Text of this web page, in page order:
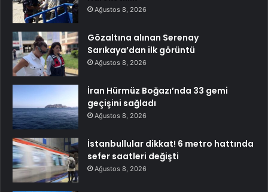
Ağustos 8, 2026
Gözaltına alınan Serenay
Sarıkaya’dan ilk görüntü
Ağustos 8, 2026
İran Hürmüz Boğazı’nda 33 gemi
geçişini sağladı
Ağustos 8, 2026
İstanbullular dikkat! 6 metro hattında
sefer saatleri değişti
Ağustos 8, 2026